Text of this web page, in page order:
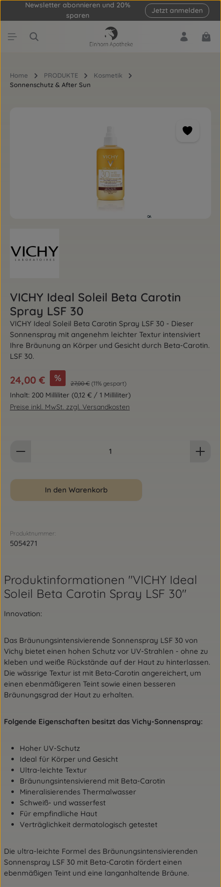
Zum Hauptinhalt springen
Newsletter abonnieren und 20%
sparen
Jetzt anmelden
Home PRODUKTE
Kosmetik
Sonnenschutz & After Sun
VICHY Ideal Soleil Beta Carotin
Spray LSF 30
VICHY Ideal Soleil Beta Carotin Spray LSF 30 - Dieser
Sonnenspray mit angenehm leichter Textur intensiviert
Ihre Bräunung an Körper und Gesicht durch Beta-Carotin.
LSF 30.
Verkaufspreis:
24,00 € % Regulärer Preis:
27,00 € (11% gespart)
Inhalt: 200 Milliliter (0,12 € / 1 Milliliter)
Preise inkl. MwSt. zzgl. Versandkosten
In den Warenkorb
Produktnummer:
5054271
Produktinformationen "VICHY Ideal
Soleil Beta Carotin Spray LSF 30"
Innovation:
Das Bräunungsintensivierende Sonnenspray LSF 30 von
Vichy bietet einen hohen Schutz vor UV-Strahlen - ohne zu
kleben und weiße Rückstände auf der Haut zu hinterlassen.
Die wässrige Textur ist mit Beta-Carotin angereichert, um
einen ebenmäßigeren Teint sowie einen besseren
Bräunungsgrad der Haut zu erhalten.
Folgende Eigenschaften besitzt das Vichy-Sonnenspray:
Hoher UV-Schutz
Ideal für Körper und Gesicht
Ultra-leichte Textur
Bräunungsintensivierend mit Beta-Carotin
Mineralisierendes Thermalwasser
Schweiß- und wasserfest
Für empfindliche Haut
Verträglichkeit dermatologisch getestet
Die ultra-leichte Formel des Bräunungsintensivierenden
Sonnenspray LSF 30 mit Beta-Carotin fördert einen
ebenmäßigen Teint und eine langanhaltende Bräune.